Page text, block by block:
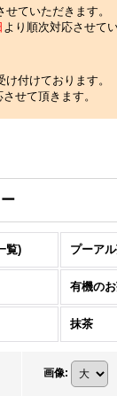
ていただきます。
より順次対応させて
付けております。
せて頂きます。
覧) プーア
有機の
抹茶
画像: